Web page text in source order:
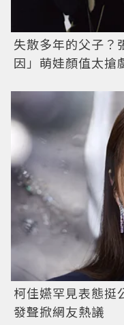
失散多年的父子？
因」萌娃顏值太搶
柯佳嬿罕見表態
發聲掀網友熱議